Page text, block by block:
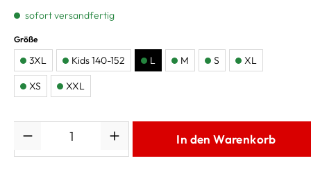
sofort versandfertig
Größe
3XL Kids 140-152 L M S XL
XS XXL
In den Warenkorb